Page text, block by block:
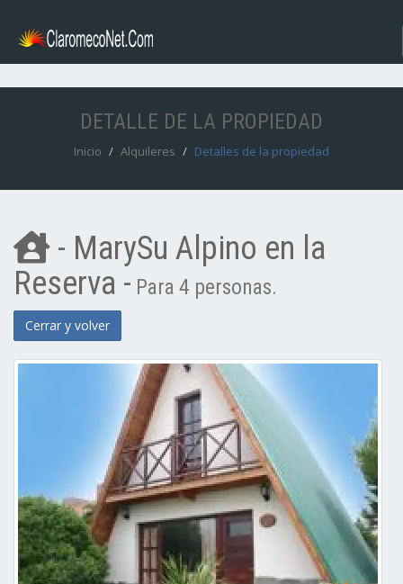
DETALLE DE LA PROPIEDAD
Inicio Alquileres Detalles de la propiedad
- MarySu Alpino en la
Reserva - Para 4 personas.
Cerrar y volver